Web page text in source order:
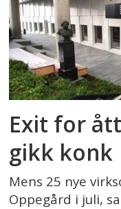
Exit for
gikk konk
Mens 25 nye
Oppegård i juli,